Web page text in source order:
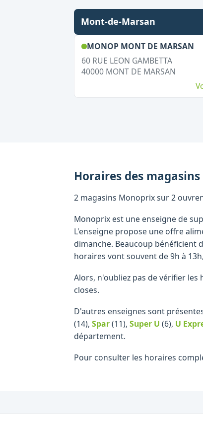
Mont-de-Marsan
MONOP MONT DE MARSAN,
60 RUE LEON GAMBETTA
40000 MONT DE MARSAN
Horaires des magasins
2 magasins Monoprix sur 2
Monoprix est une enseigne de
L'enseigne propose une offre
dimanche. Beaucoup bénéficient
horaires vont souvent de 9h à
Alors, n'oubliez pas de vérifier
closes.
D'autres enseignes sont
(14), Spar(11), Super U (6), U
département.
Pour consulter les horaires